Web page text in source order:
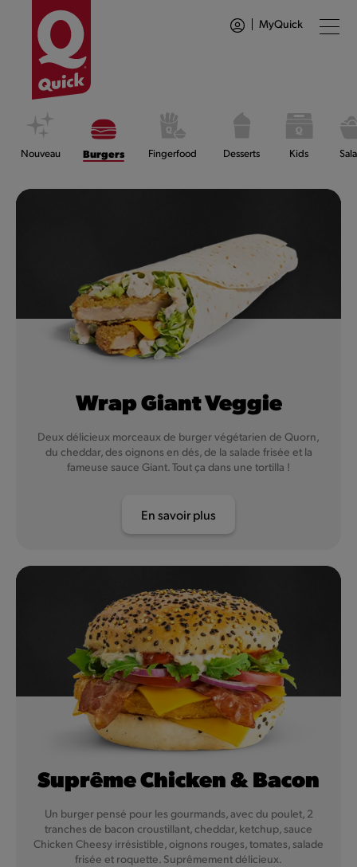
MyQuick
Nouveau Burgers Fingerfood Desserts Kids
Wrap Giant Veggie
Deux délicieux morceaux de burger végétarien de Quorn,
du cheddar, des oignons en dés, de la salade frisée et la
fameuse sauce Giant. Tout ça dans une tortilla !
En savoir plus
Suprême Chicken & Bacon
Un burger pensé pour les gourmands, avec du poulet, 2
tranches de bacon croustillant, cheddar, ketchup, sauce
Chicken Cheesy irrésistible, oignons rouges, tomates, salade
frisée et roquette. Suprêmement délicieux.